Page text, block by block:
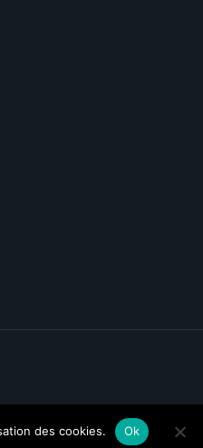
des cookies. Ok